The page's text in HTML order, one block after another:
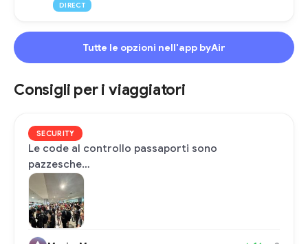
DIRECT
Tutte le opzioni nell'app byAir
Consigli per i viaggiatori
SECURITY
Le code al controllo passaporti sono
pazzesche…